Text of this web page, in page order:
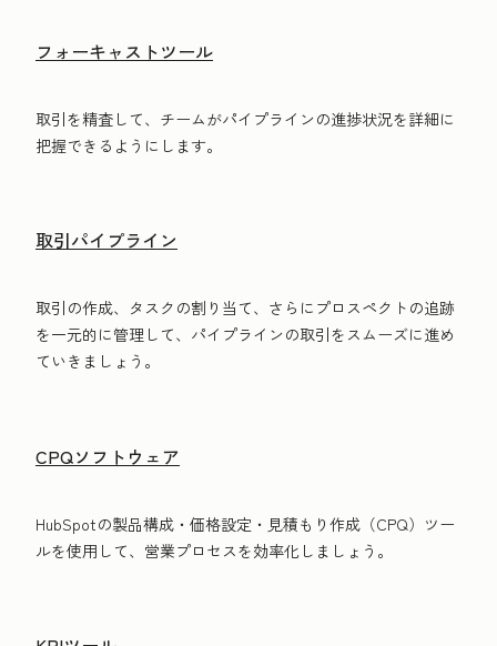
フォーキャストツール
取引を精査して、チームがパイプラインの進捗状況を詳細に
把握できるようにします。
取引パイプライン
取引の作成、タスクの割り当て、さらにプロスペクトの追跡
を一元的に管理して、パイプラインの取引をスムーズに進め
ていきましょう。
CPQソフトウェア
HubSpotの製品構成・価格設定・見積もり作成（CPQ）ツー
ルを使用して、営業プロセスを効率化しましょう。